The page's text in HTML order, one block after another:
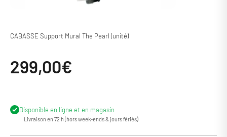
CABASSE Support Mural The Pearl (unité)
Prix de vente
299,00€
Disponible en ligne et en magasin
Livraison en 72 h (hors week-ends & jours fériés)